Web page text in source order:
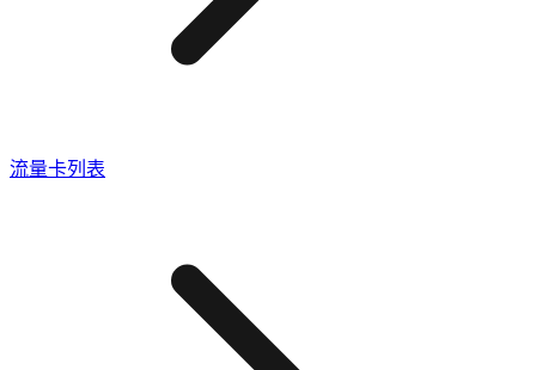
流量卡列表